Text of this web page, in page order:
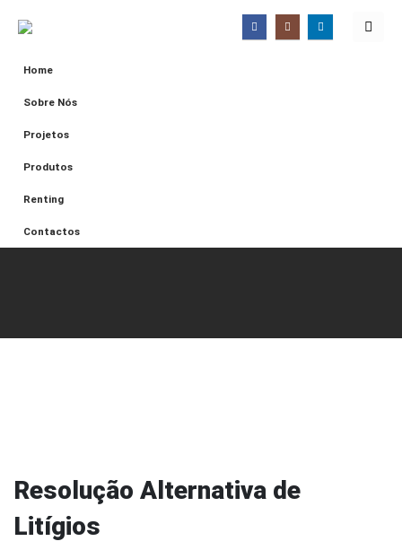
Home
Sobre Nós
Projetos
Produtos
Renting
Contactos
Resolução Alternativa de
Litígios